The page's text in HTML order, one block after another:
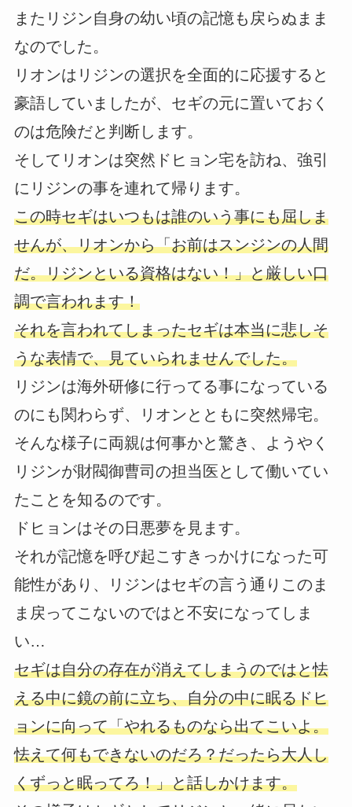
またリジン自身の幼い頃の記憶も戻らぬまま
なのでした。
リオンはリジンの選択を全面的に応援すると
豪語していましたが、セギの元に置いておく
のは危険だと判断します。
そしてリオンは突然ドヒョン宅を訪ね、強引
にリジンの事を連れて帰ります。
この時セギはいつもは誰のいう事にも屈しま
せんが、リオンから「お前はスンジンの人間
だ。リジンといる資格はない！」と厳しい口
調で言われます！
それを言われてしまったセギは本当に悲しそ
うな表情で、見ていられませんでした。
リジンは海外研修に行ってる事になっている
のにも関わらず、リオンとともに突然帰宅。
そんな様子に両親は何事かと驚き、ようやく
リジンが財閥御曹司の担当医として働いてい
たことを知るのです。
ドヒョンはその日悪夢を見ます。
それが記憶を呼び起こすきっかけになった可
能性があり、リジンはセギの言う通りこのま
ま戻ってこないのではと不安になってしま
い…
セギは自分の存在が消えてしまうのではと怯
える中に鏡の前に立ち、自分の中に眠るドヒ
ョンに向って「やれるものなら出てこいよ。
怯えて何もできないのだろ？だったら大人し
くずっと眠ってろ！」と話しかけます。